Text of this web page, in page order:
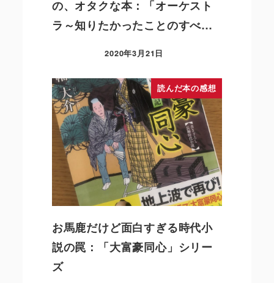
の、オタクな本：「オーケスト
ラ～知りたかったことのすべ…
2020年3月21日
読んだ本の感想
お馬鹿だけど面白すぎる時代小
説の罠：「大富豪同心」シリー
ズ